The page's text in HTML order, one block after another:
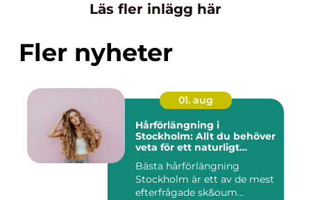
Läs fler inlägg här
Fler nyheter
01. aug
Hårförlängning i
Stockholm: Allt du behöver
veta för ett naturligt
Bästa hårförlängning
Stockholm är ett av de mest
efterfrågade sk&oum...